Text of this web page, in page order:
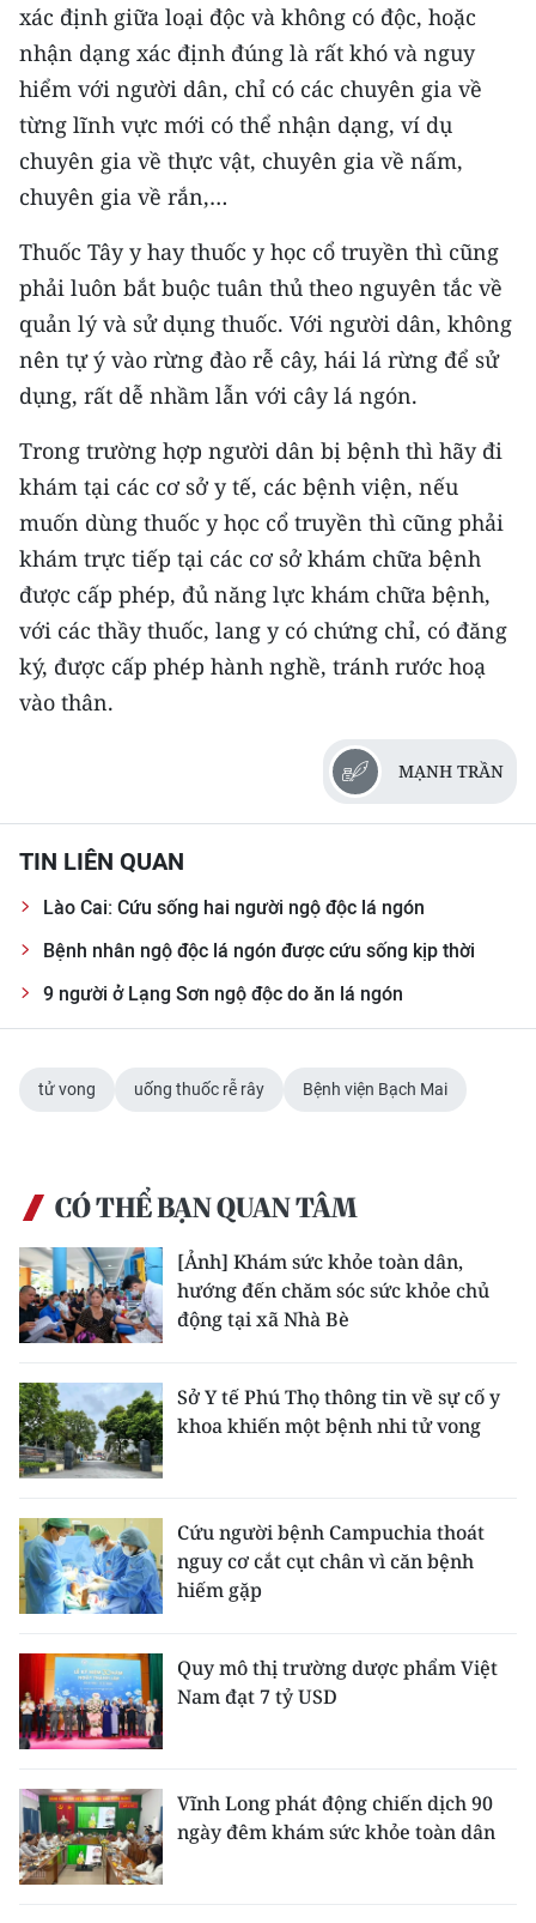
xác định giữa loại độc và không có độc, hoặc
nhận dạng xác định đúng là rất khó và nguy
hiểm với người dân, chỉ có các chuyên gia về
từng lĩnh vực mới có thể nhận dạng, ví dụ
chuyên gia về thực vật, chuyên gia về nấm,
chuyên gia về rắn,…
Thuốc Tây y hay thuốc y học cổ truyền thì cũng
phải luôn bắt buộc tuân thủ theo nguyên tắc về
quản lý và sử dụng thuốc. Với người dân, không
nên tự ý vào rừng đào rễ cây, hái lá rừng để sử
dụng, rất dễ nhầm lẫn với cây lá ngón.
Trong trường hợp người dân bị bệnh thì hãy đi
khám tại các cơ sở y tế, các bệnh viện, nếu
muốn dùng thuốc y học cổ truyền thì cũng phải
khám trực tiếp tại các cơ sở khám chữa bệnh
được cấp phép, đủ năng lực khám chữa bệnh,
với các thầy thuốc, lang y có chứng chỉ, có đăng
ký, được cấp phép hành nghề, tránh rước hoạ
vào thân.
MẠNH TRẦN
TIN LIÊN QUAN
Lào Cai: Cứu sống hai người ngộ độc lá ngón
Bệnh nhân ngộ độc lá ngón được cứu sống kịp thời
9 người ở Lạng Sơn ngộ độc do ăn lá ngón
tử vong uống thuốc rễ rây Bệnh viện Bạch Mai
CÓ THỂ BẠN QUAN TÂM
[Ảnh] Khám sức khỏe toàn dân,
hướng đến chăm sóc sức khỏe chủ
động tại xã Nhà Bè
Sở Y tế Phú Thọ thông tin về sự cố y
khoa khiến một bệnh nhi tử vong
Cứu người bệnh Campuchia thoát
nguy cơ cắt cụt chân vì căn bệnh
hiếm gặp
Quy mô thị trường dược phẩm Việt
Nam đạt 7 tỷ USD
Vĩnh Long phát động chiến dịch 90
ngày đêm khám sức khỏe toàn dân